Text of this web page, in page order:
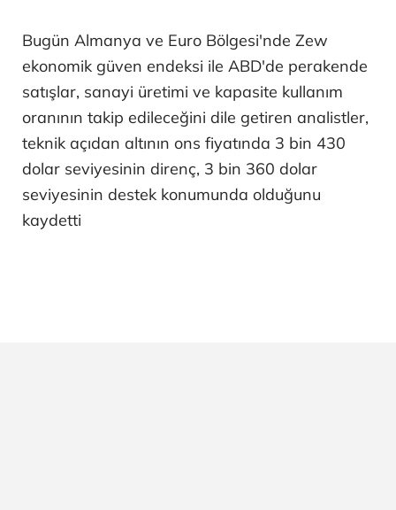
Bugün Almanya ve Euro Bölgesi'nde Zew
ekonomik güven endeksi ile ABD'de perakende
satışlar, sanayi üretimi ve kapasite kullanım
oranının takip edileceğini dile getiren analistler,
teknik açıdan altının ons fiyatında 3 bin 430
dolar seviyesinin direnç, 3 bin 360 dolar
seviyesinin destek konumunda olduğunu
kaydetti